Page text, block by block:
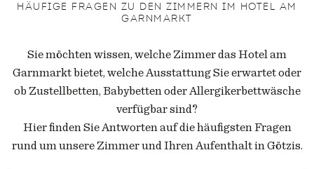
HÄUFIGE FRAGEN ZU DEN ZIMMERN IM HOTEL AM
GARNMARKT
Sie möchten wissen, welche Zimmer das Hotel am
Garnmarkt bietet, welche Ausstattung Sie erwartet oder
ob Zustellbetten, Babybetten oder Allergikerbettwäsche
verfügbar sind?
Hier finden Sie Antworten auf die häufigsten Fragen
rund um unsere Zimmer und Ihren Aufenthalt in Götzis.